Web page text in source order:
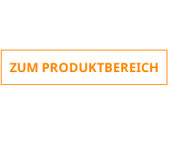
ZUM PRODUKTBEREICH